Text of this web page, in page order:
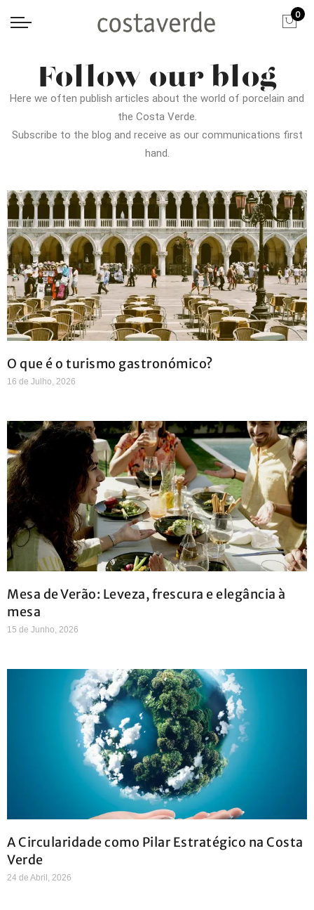
0
Follow our blog
Here we often publish articles about the world of porcelain and
the Costa Verde.
Subscribe to the blog and receive as our communications first
hand.
O que é o turismo gastronómico?
16 de Julho, 2026
Mesa de Verão: Leveza, frescura e elegância à
mesa
15 de Junho, 2026
A Circularidade como Pilar Estratégico na Costa
Verde
24 de Abril, 2026